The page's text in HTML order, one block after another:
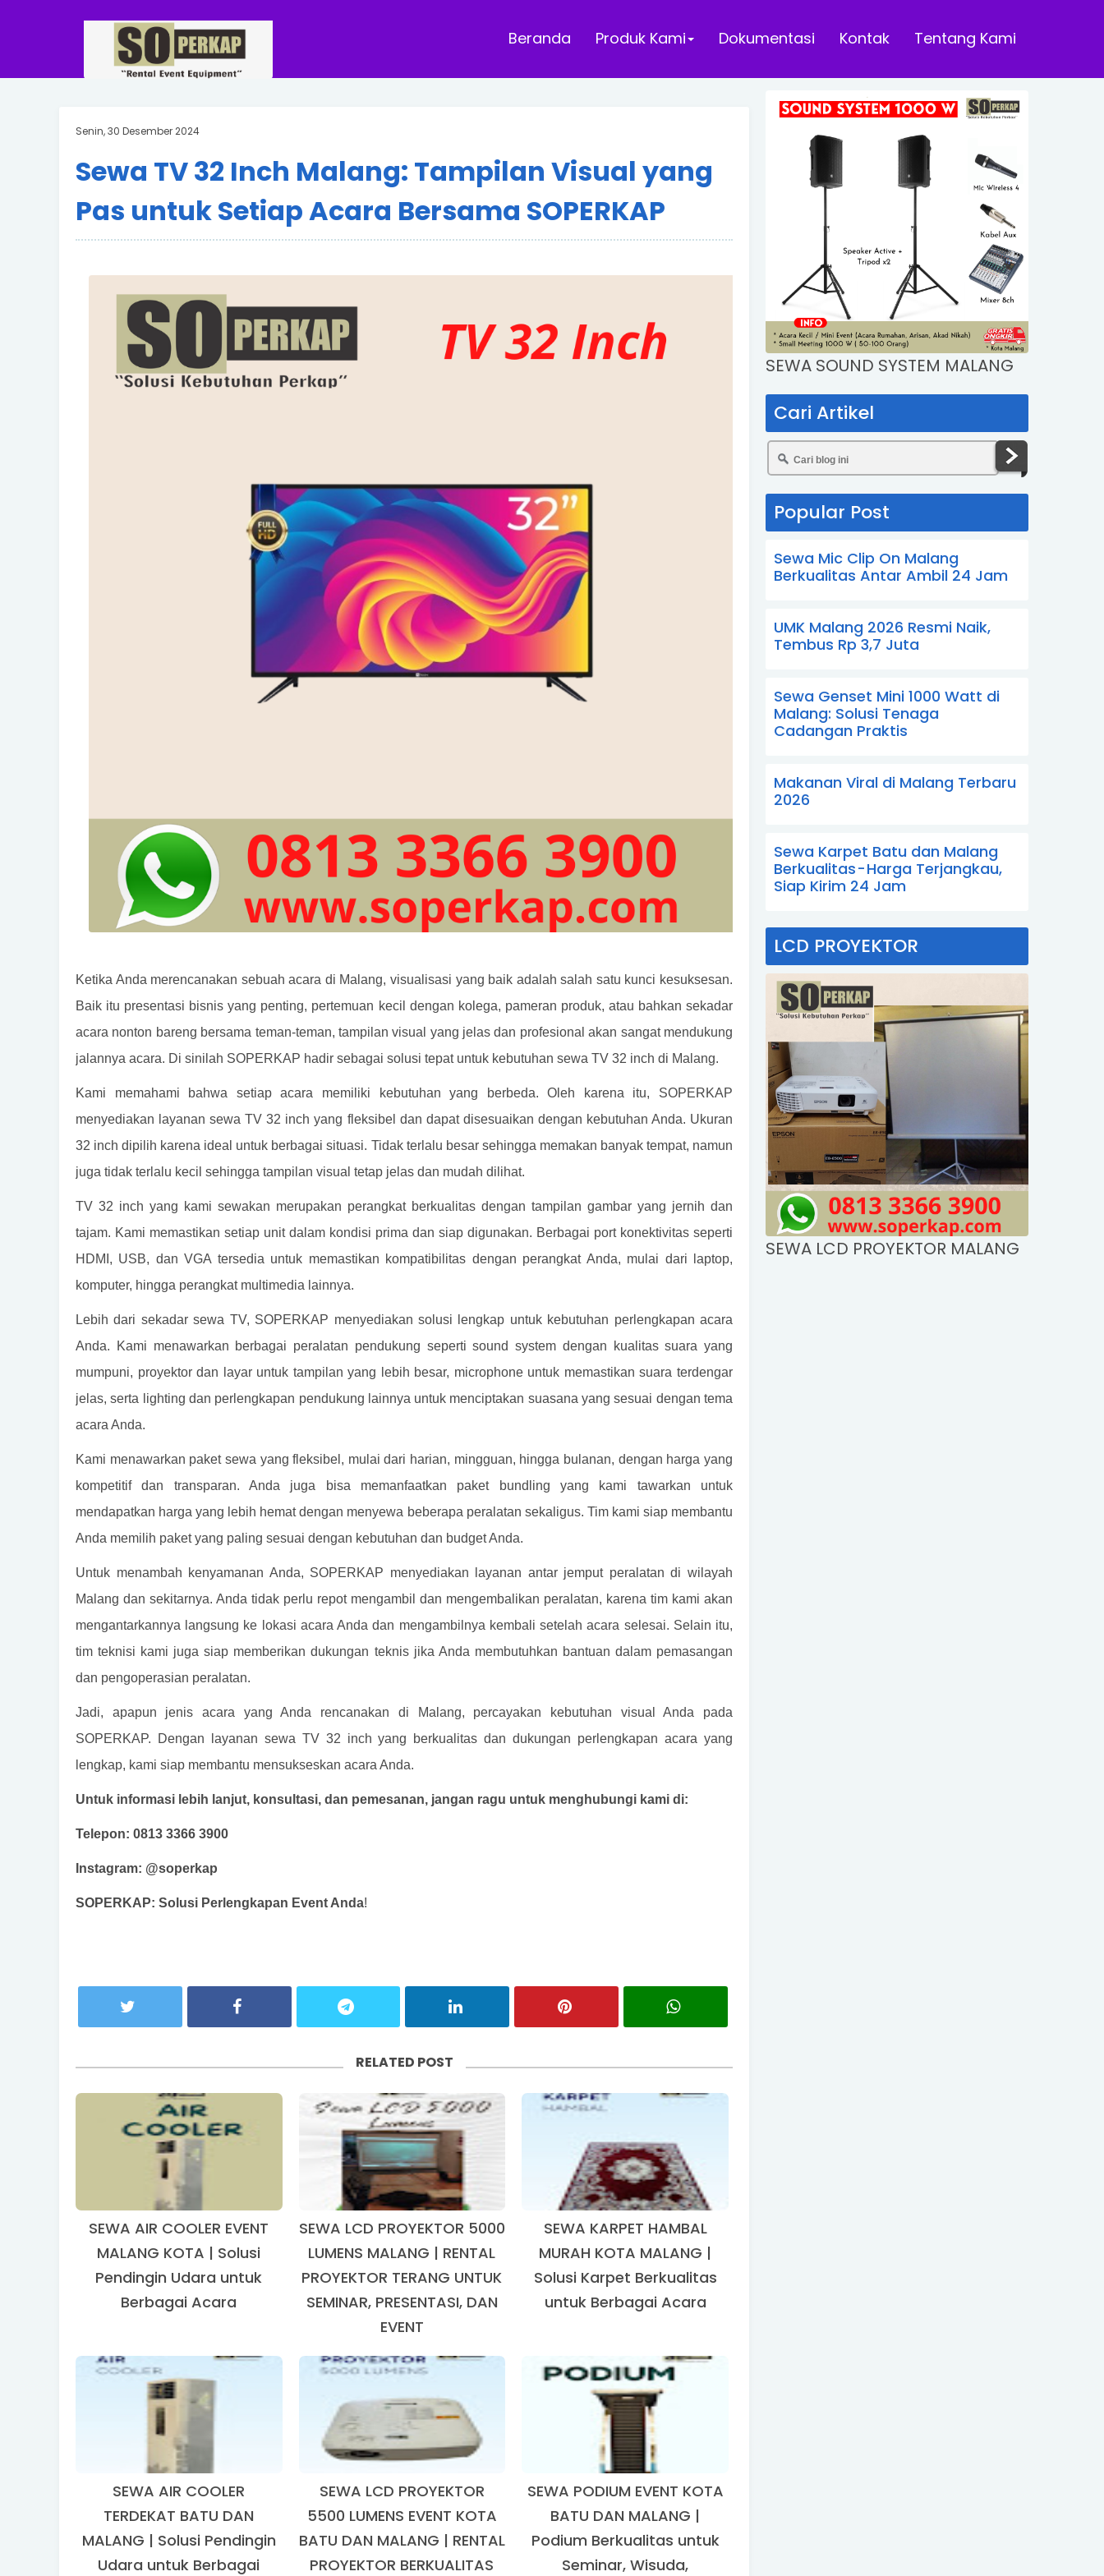
Beranda Produk Kami Dokumentasi Kontak Tentang Kami
Senin, 30 Desember 2024
Sewa TV 32 Inch Malang: Tampilan Visual yang
Pas untuk Setiap Acara Bersama SOPERKAP
Ketika Anda merencanakan sebuah acara di Malang, visualisasi yang baik adalah salah satu kunci kesuksesan.
Baik itu presentasi bisnis yang penting, pertemuan kecil dengan kolega, pameran produk, atau bahkan sekadar
acara nonton bareng bersama teman-teman, tampilan visual yang jelas dan profesional akan sangat mendukung
jalannya acara. Di sinilah SOPERKAP hadir sebagai solusi tepat untuk kebutuhan sewa TV 32 inch di Malang.
Kami memahami bahwa setiap acara memiliki kebutuhan yang berbeda. Oleh karena itu, SOPERKAP
menyediakan layanan sewa TV 32 inch yang fleksibel dan dapat disesuaikan dengan kebutuhan Anda. Ukuran
32 inch dipilih karena ideal untuk berbagai situasi. Tidak terlalu besar sehingga memakan banyak tempat, namun
juga tidak terlalu kecil sehingga tampilan visual tetap jelas dan mudah dilihat.
TV 32 inch yang kami sewakan merupakan perangkat berkualitas dengan tampilan gambar yang jernih dan
tajam. Kami memastikan setiap unit dalam kondisi prima dan siap digunakan. Berbagai port konektivitas seperti
HDMI, USB, dan VGA tersedia untuk memastikan kompatibilitas dengan perangkat Anda, mulai dari laptop,
komputer, hingga perangkat multimedia lainnya.
Lebih dari sekadar sewa TV, SOPERKAP menyediakan solusi lengkap untuk kebutuhan perlengkapan acara
Anda. Kami menawarkan berbagai peralatan pendukung seperti sound system dengan kualitas suara yang
mumpuni, proyektor dan layar untuk tampilan yang lebih besar, microphone untuk memastikan suara terdengar
jelas, serta lighting dan perlengkapan pendukung lainnya untuk menciptakan suasana yang sesuai dengan tema
acara Anda.
Kami menawarkan paket sewa yang fleksibel, mulai dari harian, mingguan, hingga bulanan, dengan harga yang
kompetitif dan transparan. Anda juga bisa memanfaatkan paket bundling yang kami tawarkan untuk
mendapatkan harga yang lebih hemat dengan menyewa beberapa peralatan sekaligus. Tim kami siap membantu
Anda memilih paket yang paling sesuai dengan kebutuhan dan budget Anda.
Untuk menambah kenyamanan Anda, SOPERKAP menyediakan layanan antar jemput peralatan di wilayah
Malang dan sekitarnya. Anda tidak perlu repot mengambil dan mengembalikan peralatan, karena tim kami akan
mengantarkannya langsung ke lokasi acara Anda dan mengambilnya kembali setelah acara selesai. Selain itu,
tim teknisi kami juga siap memberikan dukungan teknis jika Anda membutuhkan bantuan dalam pemasangan
dan pengoperasian peralatan.
Jadi, apapun jenis acara yang Anda rencanakan di Malang, percayakan kebutuhan visual Anda pada
SOPERKAP. Dengan layanan sewa TV 32 inch yang berkualitas dan dukungan perlengkapan acara yang
lengkap, kami siap membantu mensukseskan acara Anda.
Untuk informasi lebih lanjut, konsultasi, dan pemesanan, jangan ragu untuk menghubungi kami di:
Telepon: 0813 3366 3900
Instagram: @soperkap
SOPERKAP: Solusi Perlengkapan Event Anda!
RELATED POST
SEWA AIR COOLER EVENT
MALANG KOTA | Solusi
Pendingin Udara untuk
Berbagai Acara
SEWA LCD PROYEKTOR 5000
LUMENS MALANG | RENTAL
PROYEKTOR TERANG UNTUK
SEMINAR, PRESENTASI, DAN
EVENT
SEWA KARPET HAMBAL
MURAH KOTA MALANG |
Solusi Karpet Berkualitas
untuk Berbagai Acara
SEWA AIR COOLER
TERDEKAT BATU DAN
MALANG | Solusi Pendingin
Udara untuk Berbagai
SEWA LCD PROYEKTOR
5500 LUMENS EVENT KOTA
BATU DAN MALANG | RENTAL
PROYEKTOR BERKUALITAS
SEWA PODIUM EVENT KOTA
BATU DAN MALANG |
Podium Berkualitas untuk
Seminar, Wisuda,
SEWA SOUND SYSTEM MALANG
Cari Artikel
Popular Post
Sewa Mic Clip On Malang
Berkualitas Antar Ambil 24 Jam
UMK Malang 2026 Resmi Naik,
Tembus Rp 3,7 Juta
Sewa Genset Mini 1000 Watt di
Malang: Solusi Tenaga
Cadangan Praktis
Makanan Viral di Malang Terbaru
2026
Sewa Karpet Batu dan Malang
Berkualitas - Harga Terjangkau,
Siap Kirim 24 Jam
LCD PROYEKTOR
SEWA LCD PROYEKTOR MALANG